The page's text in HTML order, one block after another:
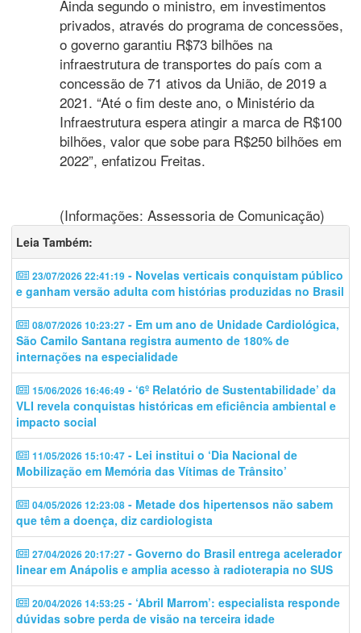
Ainda segundo o ministro, em investimentos
privados, através do programa de concessões,
o governo garantiu R$73 bilhões na
infraestrutura de transportes do país com a
concessão de 71 ativos da União, de 2019 a
2021. “Até o fim deste ano, o Ministério da
Infraestrutura espera atingir a marca de R$100
bilhões, valor que sobe para R$250 bilhões em
2022”, enfatizou Freitas.
(Informações: Assessoria de Comunicação)
Leia Também:
23/07/2026 22:41:19 - Novelas verticais conquistam público
e ganham versão adulta com histórias produzidas no Brasil
08/07/2026 10:23:27 - Em um ano de Unidade Cardiológica,
São Camilo Santana registra aumento de 180% de
internações na especialidade
15/06/2026 16:46:49 - ‘6º Relatório de Sustentabilidade’ da
VLI revela conquistas históricas em eficiência ambiental e
impacto social
11/05/2026 15:10:47 - Lei institui o ‘Dia Nacional de
Mobilização em Memória das Vítimas de Trânsito’
04/05/2026 12:23:08 - Metade dos hipertensos não sabem
que têm a doença, diz cardiologista
27/04/2026 20:17:27 - Governo do Brasil entrega acelerador
linear em Anápolis e amplia acesso à radioterapia no SUS
20/04/2026 14:53:25 - ‘Abril Marrom’: especialista responde
dúvidas sobre perda de visão na terceira idade